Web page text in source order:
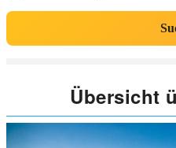
Übersicht